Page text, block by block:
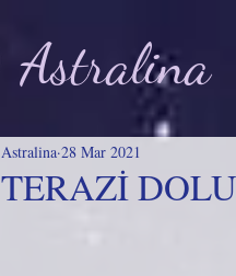
Astralina
TERAZİ
Astralina 28 Mar 2021